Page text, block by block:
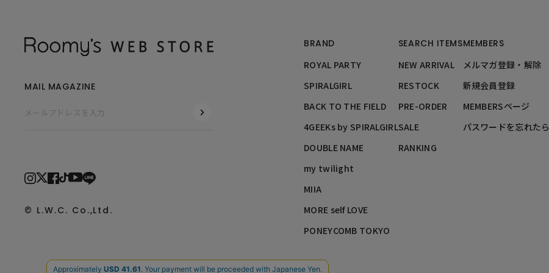
BRAND
ROYAL PARTY
SPIRALGIRL
BACK TO THE FIELD
4GEEKs by SPIRALGIRL
DOUBLE NAME
my twilight
MIIA
MORE self LOVE
PONEYCOMB TOKYO
SEARCH ITEMS
NEW ARRIVAL
RESTOCK
PRE-ORDER
SALE
RANKING
MEMBERS
メルマガ登録・解除
新規会員登録
MEMBERSページ
パスワードを忘れたら
MAIL MAGAZINE
© L.W.C. Co.,Ltd.